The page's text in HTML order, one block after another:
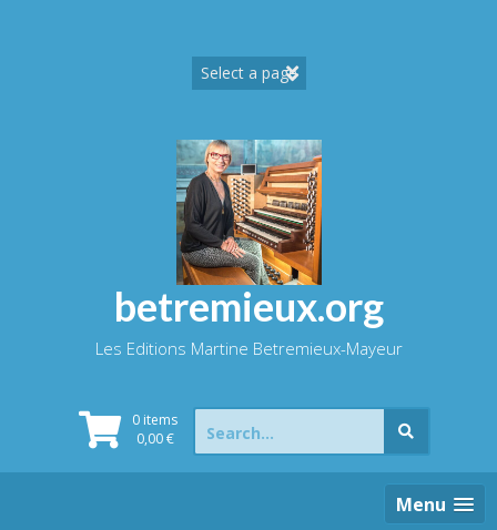
betremieux.org
Les Editions Martine Betremieux-Mayeur
0 items
0,00€
Search
for:
Menu